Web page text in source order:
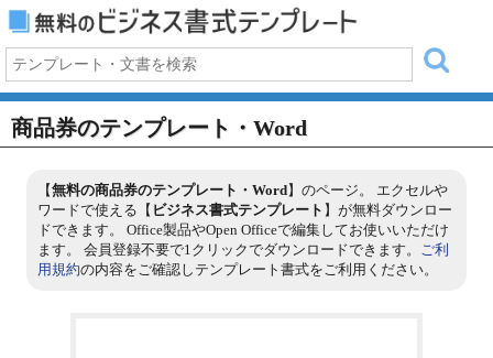
商品券のテンプレート・Word
【無料の商品券のテンプレート・Word】のページ。 エクセルや
ワードで使える【 ビジネス書式テンプレート 】が無料ダウンロー
ドできます。 Office製品やOpen Officeで編集してお使いいただけ
ます。 会員登録不要で1クリックでダウンロードできます。 ご利
用規約の内容をご確認しテンプレート書式をご利用ください。